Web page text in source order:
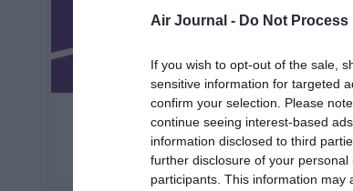
Air Journal - Do Not
If you wish to opt-out of the sale,
sensitive information for targeted
confirm your selection. Please
continue seeing interest-based
information disclosed to third
further disclosure of your personal
participants. This information may